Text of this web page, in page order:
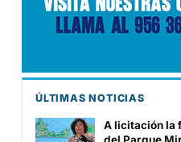
ÚLTIMAS NOTICIAS
A licitación la